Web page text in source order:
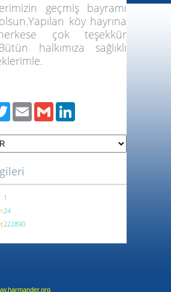
geçmiş bayramı
köy hayrına
çok teşekkür
halkımıza sağlıklı
TwitterEmailGmail
1
24
222890